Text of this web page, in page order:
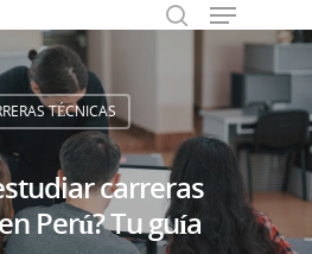
or ESC to close
TÉCNICAS
carreras
Perú? Tu guía